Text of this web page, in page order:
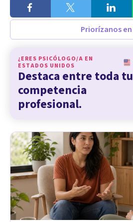
Priorízanos en
¿ERES PSICÓLOGO/A EN
ESTADOS UNIDOS
Destaca entre toda tu
competencia
profesional.